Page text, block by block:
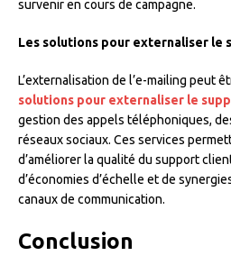
survenir en cours de campagne.
Les solutions pour externaliser le
L’externalisation de l’e-mailing peut
solutions pour externaliser le
gestion des appels téléphoniques,
réseaux sociaux. Ces services
d’améliorer la qualité du support
d’économies d’échelle et de
canaux de communication.
Conclusion